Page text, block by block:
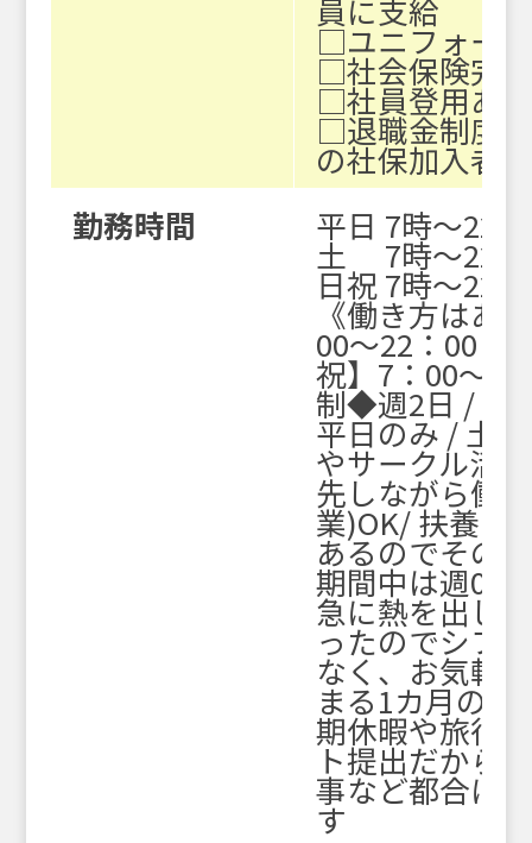
員に支給
□ユニフォー
□社会保険完備
□社員登用あり
□退職金制度
の社保加入者
勤務時間
平日 7時～22時
土 7時～22時
日祝 7時～22時
《働き方はあ
00～22：00
祝】7：00～22
制◆週2日 / 1
平日のみ / 土
やサークル活
先しながら働
業)OK/ 扶養内
あるのでその
期間中は週0勤
急に熱を出し
ったのでシフ
なく、お気軽
まる1カ月の
期休暇や旅行
ト提出だから
事など都合に
す